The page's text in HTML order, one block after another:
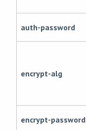
auth-password
encrypt-alg
encrypt-password